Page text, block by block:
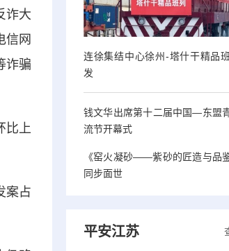
诈大
信网
诈骗
比上
案占
连徐集结中心徐州-塔什干精品
发
钱文华出席第十二届中国—东盟
流节开幕式
《窑火凝砂——紫砂的匠造与品
同步面世
平安江苏